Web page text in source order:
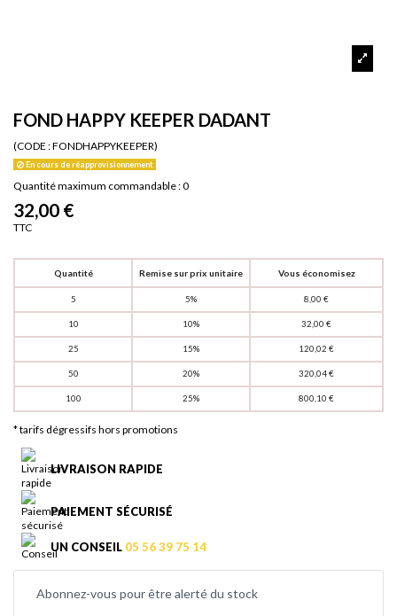
FOND HAPPY KEEPER DADANT
(CODE :FONDHAPPYKEEPER)
En cours de réapprovisionnement
Quantité maximum commandable : 0
32,00 €
TTC
Quantité Remise sur prix unitaire Vous économisez
5 5% 8,00 €
10 10% 32,00 €
25 15% 120,02 €
50 20% 320,04 €
100 25% 800,10 €
* tarifs dégressifs hors promotions
LIVRAISON RAPIDE
PAIEMENT SÉCURISÉ
UN CONSEIL 05 56 39 75 14
Abonnez-vous pour être alerté du stock